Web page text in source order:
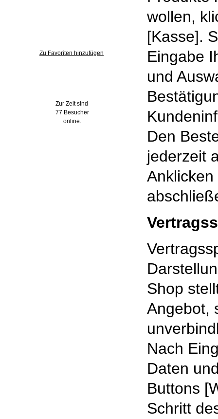
Zu Favoriten hinzufügen
Zur Zeit sind
77 Besucher
online.
wollen,
[Kasse].
Eingabe
und
Den
jederzeit
Shop
Angebot,
Nach
Daten
Buttons
Schritt